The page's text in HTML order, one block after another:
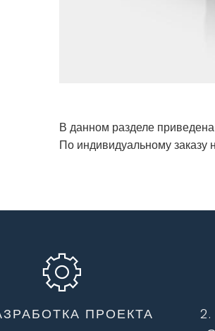
В данном разделе
По индивидуальному заказу
ПРОЕКТА